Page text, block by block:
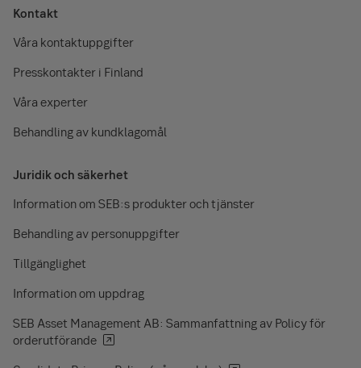
Kontakt
Våra kontaktuppgifter
Presskontakter i Finland
Våra experter
Behandling av kundklagomål
Juridik och säkerhet
Information om SEB:s produkter och tjänster
Behandling av personuppgifter
Tillgänglighet
Information om uppdrag
SEB Asset Management AB: Sammanfattning av Policy för
orderutförande